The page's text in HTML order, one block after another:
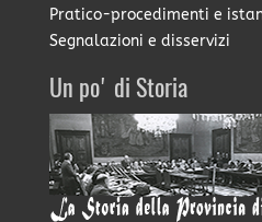
Pratico-procedimenti e
Segnalazioni e disservizi
Un po' di Storia